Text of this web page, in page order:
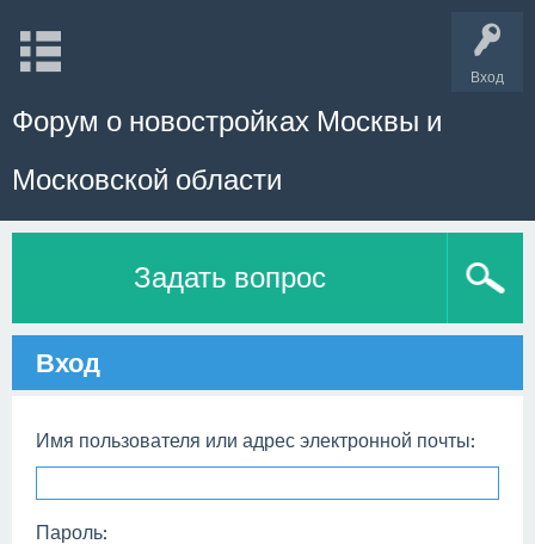
Вход
Форум о новостройках Москвы и
Московской области
Задать вопрос
Вход
Имя пользователя или адрес электронной почты:
Пароль: